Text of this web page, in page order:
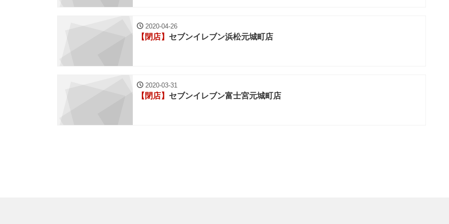
2020-04-26
【閉店】 セブンイレブン浜松元城町店
2020-03-31
【閉店】 セブンイレブン富士宮元城町店